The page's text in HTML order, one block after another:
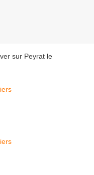
sur Peyrat le